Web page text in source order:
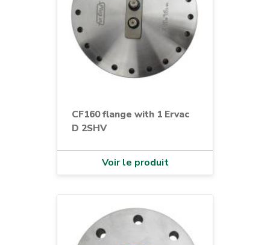
CF160 flange with 1 Ervac
D 2SHV
Voir le produit